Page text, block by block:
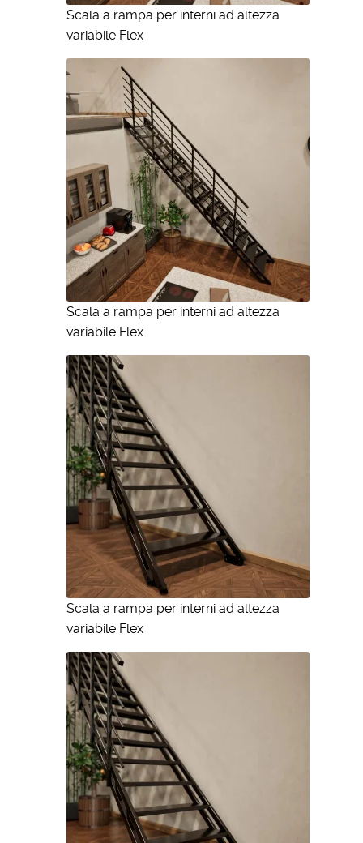
Scala a rampa per interni ad altezza
variabile Flex
Scala a rampa per interni ad altezza
variabile Flex
Scala a rampa per interni ad altezza
variabile Flex